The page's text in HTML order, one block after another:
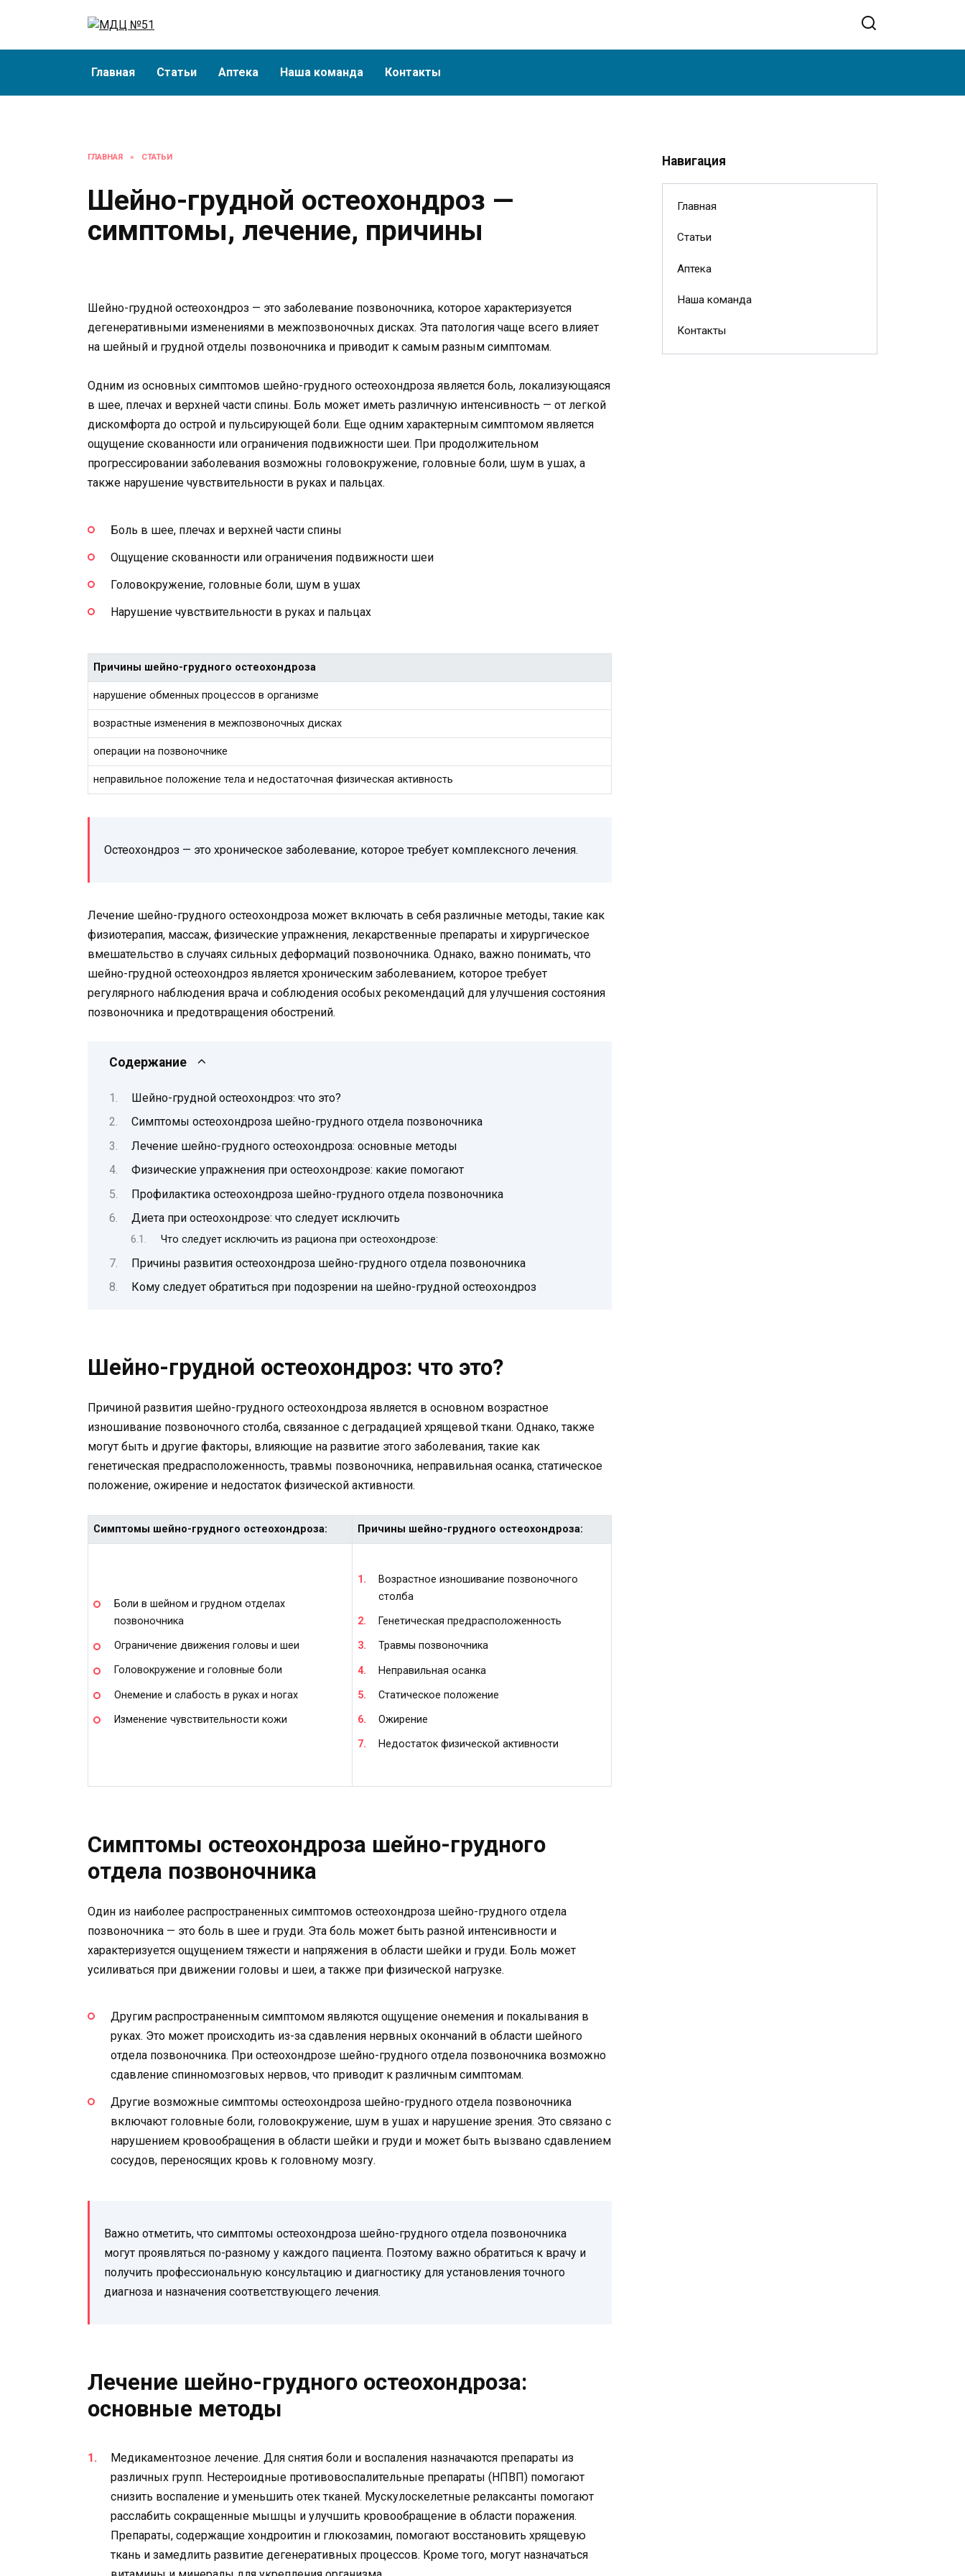
Главная Статьи Аптека Наша команда Контакты
ГЛАВНАЯ » СТАТЬИ
Шейно-грудной остеохондроз —
симптомы, лечение, причины
Шейно-грудной остеохондроз — это заболевание позвоночника, которое характеризуется
дегенеративными изменениями в межпозвоночных дисках. Эта патология чаще всего влияет
на шейный и грудной отделы позвоночника и приводит к самым разным симптомам.
Одним из основных симптомов шейно-грудного остеохондроза является боль, локализующаяся
в шее, плечах и верхней части спины. Боль может иметь различную интенсивность — от легкой
дискомфорта до острой и пульсирующей боли. Еще одним характерным симптомом является
ощущение скованности или ограничения подвижности шеи. При продолжительном
прогрессировании заболевания возможны головокружение, головные боли, шум в ушах, а
также нарушение чувствительности в руках и пальцах.
Боль в шее, плечах и верхней части спины
Ощущение скованности или ограничения подвижности шеи
Головокружение, головные боли, шум в ушах
Нарушение чувствительности в руках и пальцах
Причины шейно-грудного остеохондроза
нарушение обменных процессов в организме
возрастные изменения в межпозвоночных дисках
операции на позвоночнике
неправильное положение тела и недостаточная физическая активность
Остеохондроз — это хроническое заболевание, которое требует комплексного лечения.
Лечение шейно-грудного остеохондроза может включать в себя различные методы, такие как
физиотерапия, массаж, физические упражнения, лекарственные препараты и хирургическое
вмешательство в случаях сильных деформаций позвоночника. Однако, важно понимать, что
шейно-грудной остеохондроз является хроническим заболеванием, которое требует
регулярного наблюдения врача и соблюдения особых рекомендаций для улучшения состояния
позвоночника и предотвращения обострений.
Содержание
Шейно-грудной остеохондроз: что это?
Симптомы остеохондроза шейно-грудного отдела позвоночника
Лечение шейно-грудного остеохондроза: основные методы
Физические упражнения при остеохондрозе: какие помогают
Профилактика остеохондроза шейно-грудного отдела позвоночника
Диета при остеохондрозе: что следует исключить
Что следует исключить из рациона при остеохондрозе:
Причины развития остеохондроза шейно-грудного отдела позвоночника
Кому следует обратиться при подозрении на шейно-грудной остеохондроз
Шейно-грудной остеохондроз: что это?
Причиной развития шейно-грудного остеохондроза является в основном возрастное
изношивание позвоночного столба, связанное с деградацией хрящевой ткани. Однако, также
могут быть и другие факторы, влияющие на развитие этого заболевания, такие как
генетическая предрасположенность, травмы позвоночника, неправильная осанка, статическое
положение, ожирение и недостаток физической активности.
Симптомы шейно-грудного остеохондроза: Причины шейно-грудного остеохондроза:
Боли в шейном и грудном отделах
позвоночника
Ограничение движения головы и шеи
Головокружение и головные боли
Онемение и слабость в руках и ногах
Изменение чувствительности кожи
Возрастное изношивание позвоночного
столба
Генетическая предрасположенность
Травмы позвоночника
Неправильная осанка
Статическое положение
Ожирение
Недостаток физической активности
Симптомы остеохондроза шейно-грудного
отдела позвоночника
Один из наиболее распространенных симптомов остеохондроза шейно-грудного отдела
позвоночника — это боль в шее и груди. Эта боль может быть разной интенсивности и
характеризуется ощущением тяжести и напряжения в области шейки и груди. Боль может
усиливаться при движении головы и шеи, а также при физической нагрузке.
Другим распространенным симптомом являются ощущение онемения и покалывания в
руках. Это может происходить из-за сдавления нервных окончаний в области шейного
отдела позвоночника. При остеохондрозе шейно-грудного отдела позвоночника возможно
сдавление спинномозговых нервов, что приводит к различным симптомам.
Другие возможные симптомы остеохондроза шейно-грудного отдела позвоночника
включают головные боли, головокружение, шум в ушах и нарушение зрения. Это связано с
нарушением кровообращения в области шейки и груди и может быть вызвано сдавлением
сосудов, переносящих кровь к головному мозгу.
Важно отметить, что симптомы остеохондроза шейно-грудного отдела позвоночника
могут проявляться по-разному у каждого пациента. Поэтому важно обратиться к врачу и
получить профессиональную консультацию и диагностику для установления точного
диагноза и назначения соответствующего лечения.
Лечение шейно-грудного остеохондроза:
основные методы
Медикаментозное лечение. Для снятия боли и воспаления назначаются препараты из
различных групп. Нестероидные противовоспалительные препараты (НПВП) помогают
снизить воспаление и уменьшить отек тканей. Мускулоскелетные релаксанты помогают
расслабить сокращенные мышцы и улучшить кровообращение в области поражения.
Препараты, содержащие хондроитин и глюкозамин, помогают восстановить хрящевую
ткань и замедлить развитие дегенеративных процессов. Кроме того, могут назначаться
Навигация
Главная
Статьи
Аптека
Наша команда
Контакты